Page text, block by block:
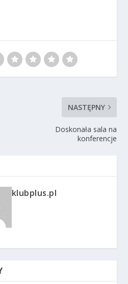
NASTĘPNY
Doskonała sala na
konferencje
klubplus.pl